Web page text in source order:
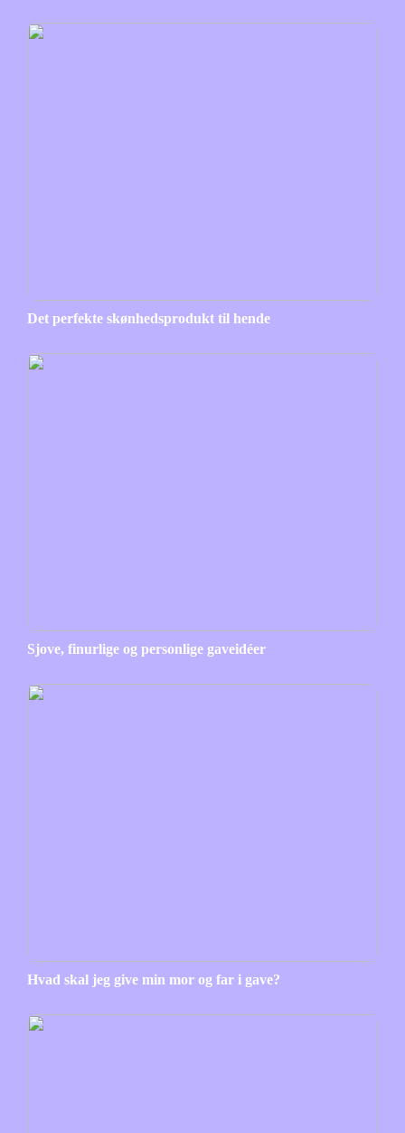
Det perfekte skønhedsprodukt til hende
Sjove, finurlige og personlige gaveidéer
Hvad skal jeg give min mor og far i gave?